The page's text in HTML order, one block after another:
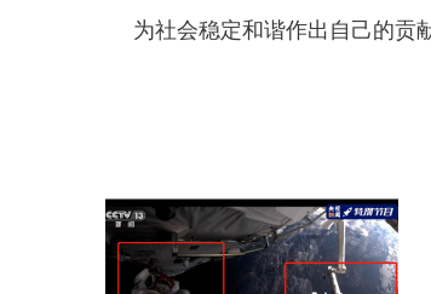
为社会稳定和谐作出自己的贡